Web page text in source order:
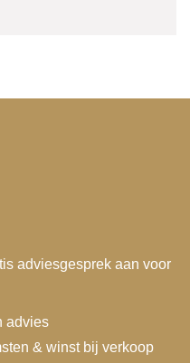
adviesgesprek aan voor
advies
& winst bij verkoop